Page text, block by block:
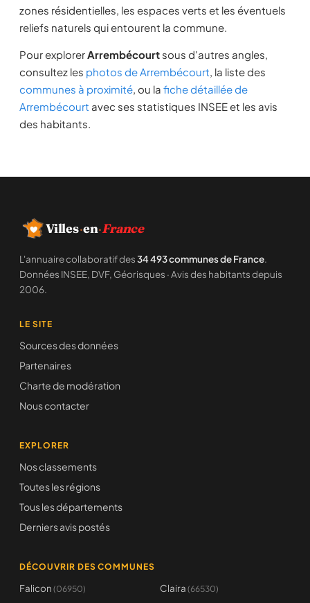
zones résidentielles, les espaces verts et les éventuels
reliefs naturels qui entourent la commune.
Pour explorerArrembécourt sous d'autres angles,
consultez les photos de Arrembécourt, la liste des
communes à proximité, ou la fiche détaillée de
Arrembécourt avec ses statistiques INSEE et les avis
des habitants.
Villes·en·France
L'annuaire collaboratif des34 493 communes de France.
Données INSEE, DVF, Géorisques · Avis des habitants depuis
2006.
LE SITE
Sources des données
Partenaires
Charte de modération
Nous contacter
EXPLORER
Nos classements
Toutes les régions
Tous les départements
Derniers avis postés
DÉCOUVRIR DES COMMUNES
Falicon (06950) Claira (66530)